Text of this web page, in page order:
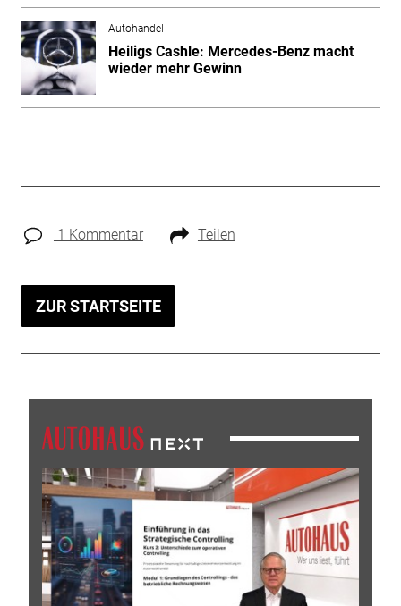
Autohandel
Heiligs Cashle: Mercedes-Benz macht
wieder mehr Gewinn
1 Kommentar Teilen
ZUR STARTSEITE